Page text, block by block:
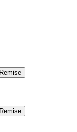
Remise
Remise